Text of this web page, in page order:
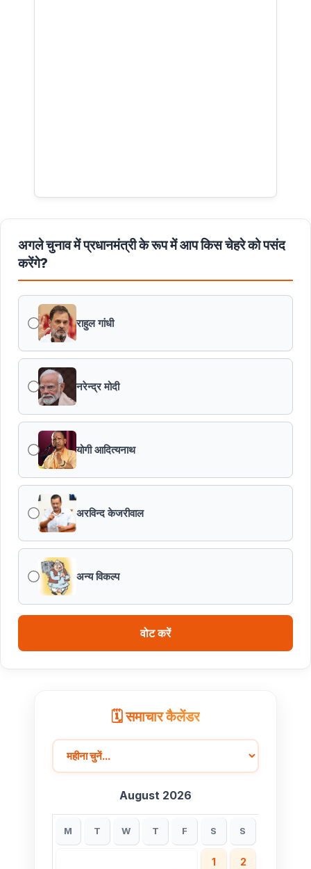
अगले चुनाव में प्रधानमंत्री के रूप में आप किस चेहरे को पसंद
करेंगे?
राहुल गांधी
नरेन्द्र मोदी
योगी आदित्यनाथ
अरविन्द केजरीवाल
अन्य विकल्प
वोट करें
🗓️ समाचार कैलेंडर
August 2026
M T W T F S S
1 2